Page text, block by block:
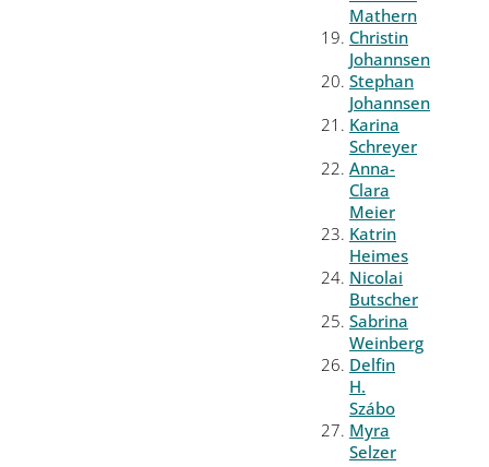
Mathern
Christin
Johannsen
Stephan
Johannsen
Karina
Schreyer
Anna-
Clara
Meier
Katrin
Heimes
Nicolai
Butscher
Sabrina
Weinberg
Delfin
H.
Szábo
Myra
Selzer